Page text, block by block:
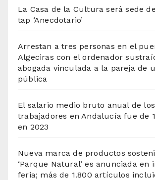
La Casa de la Cultura será sede
tap ‘Anecdotario’
Arrestan a tres personas en el
Algeciras con el ordenador
abogada vinculada a la pareja de
pública
El salario medio bruto anual de los
trabajadores en Andalucía fue de
en 2023
Nueva marca de productos
‘Parque Natural’ es anunciada en
feria; más de 1.800 artículos